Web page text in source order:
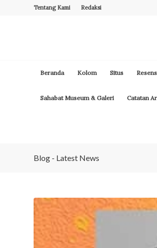
Tentang Kami Redaksi
Beranda Kolom Situs
Sahabat Museum & Galeri Catatan
Blog - Latest News